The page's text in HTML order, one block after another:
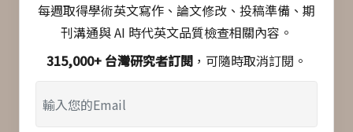
每週取得學術英文寫作、論文修改、投稿準備、期
刊溝通與 AI 時代英文品質檢查相關內容。
315,000+ 台灣研究者訂閱 ，可隨時取消訂閱。